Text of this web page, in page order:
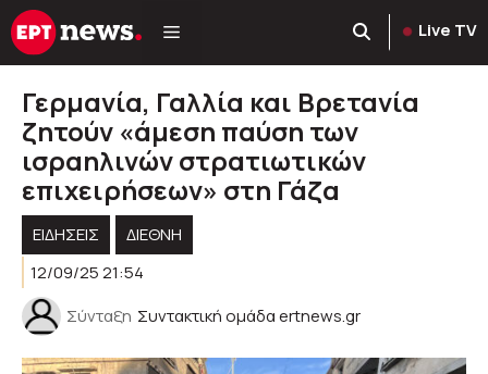
Μετάβαση
σε
Live TV
Γερμανία, Γαλλία και Βρετανία
ζητούν «άμεση παύση των
ισραηλινών στρατιωτικών
επιχειρήσεων» στη Γάζα
ΕΙΔΗΣΕΙΣ
ΔΙΕΘΝΗ
12/09/25 21:54
Σύνταξη Συντακτική ομάδα ertnews.gr